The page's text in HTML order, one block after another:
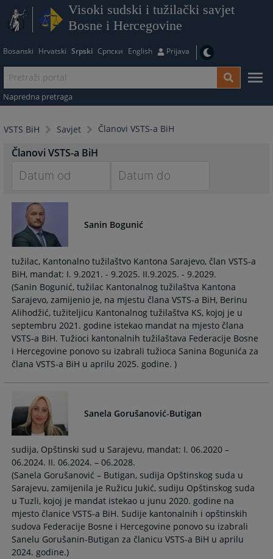
Visoki sudski i tužilački savjet
Bosne i Hercegovine
Bosanski Hrvatski Srpski Српски English Prijava
Napredna pretraga
VSTS BiH Savjet Članovi VSTS-a BiH
Članovi VSTS-a BiH
forward
interact
with
the
calendar
and
select
a
date.
Press
the
question
mark
to
get
the
keyboard
shortcuts
for
changing
dates.
to
the
calendar
and
select
a
date.
Press
the
question
mark
to
keyboard
shortcuts
for
changing
dates.
Sanin Bogunić
tužilac, Kantonalno tužilaštvo Kantona Sarajevo, član VSTS-a
BiH, mandat: I. 9.2021. - 9.2025. II.9.2025. - 9.2029.
(Sanin Bogunić, tužilac Kantonalnog tužilaštva Kantona
Sarajevo, zamijenio je, na mjestu člana VSTS-a BiH, Berinu
Alihodžić, tužiteljicu Kantonalnog tužilaštva KS, kojoj je u
septembru 2021. godine istekao mandat na mjesto člana
VSTS-a BiH. Tužioci kantonalnih tužilaštava Federacije Bosne
i Hercegovine ponovo su izabrali tužioca Sanina Bogunića za
člana VSTS-a BiH u aprilu 2025. godine. )
Sanela Gorušanović-Butigan
sudija, Opštinski sud u Sarajevu, mandat: I. 06.2020 –
06.2024. II. 06.2024. – 06.2028.
(Sanela Gorušanović – Butigan, sudija Opštinskog suda u
Sarajevu, zamijenila je Ružicu Jukić, sudiju Opštinskog suda
u Tuzli, kojoj je mandat istekao u junu 2020. godine na
mjesto članice VSTS-a BiH. Sudije kantonalnih i opštinskih
sudova Federacije Bosne i Hercegovine ponovo su izabrali
Sanelu Gorušanin-Butigan za članicu VSTS-a BiH u aprilu
2024. godine.)